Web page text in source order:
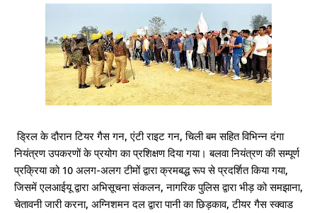
ड्रिल के दौरान टियर गैस गन, एंटी राइट गन, चिली बम सहित विभिन्न दंगा
नियंत्रण उपकरणों के प्रयोग का प्रशिक्षण दिया गया। बलवा नियंत्रण की सम्पूर्ण
प्रक्रिया को 10 अलग-अलग टीमों द्वारा क्रमबद्ध रूप से प्रदर्शित किया गया,
जिसमें एलआईयू द्वारा अभिसूचना संकलन, नागरिक पुलिस द्वारा भीड़ को समझाना,
चेतावनी जारी करना, अग्निशमन दल द्वारा पानी का छिड़काव, टीयर गैस स्क्वाड